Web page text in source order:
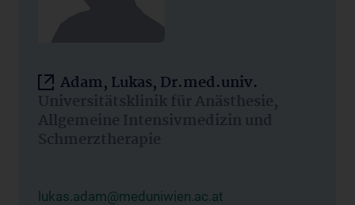
Adam, Lukas, Dr.med.univ.
Universitätsklinik für Anästhesie,
Allgemeine Intensivmedizin und
Schmerztherapie
lukas.adam@meduniwien.ac.at